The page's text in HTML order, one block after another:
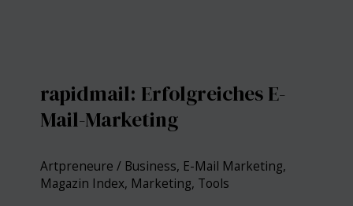
Media-
Kanäle
und
für
Künstler
rapidmail: Erfolgreiches E-
Mail-Marketing
Artpreneure/ Business, E-Mail Marketing,
Magazin Index, Marketing, Tools